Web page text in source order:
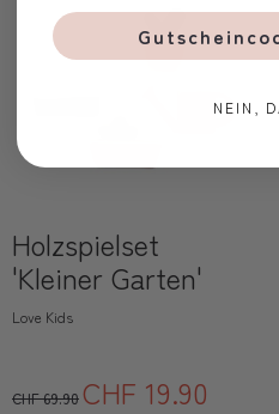
Holzspielset
'Kleiner Garten'
Love Kids
CHF 69.90CHF 19.90
NEIN,